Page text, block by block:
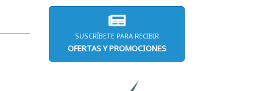
SUSCRÍBETE PARA RECIBIR
OFERTAS Y PROMOCIONES